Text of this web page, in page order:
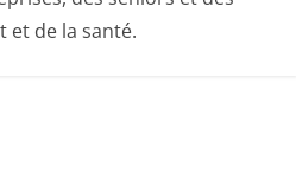
et de la santé.